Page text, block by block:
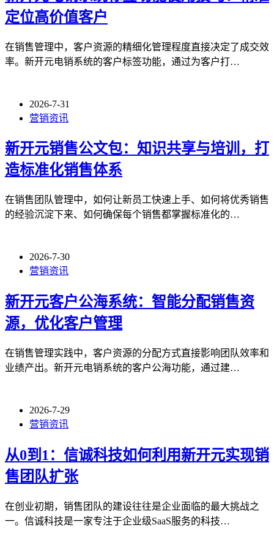
定位高价值客户
在销售管理中，客户资源的精细化管理程度直接决定了成交效
率。新开元电销系统的客户标签功能，通过为客户打…
2026-7-31
营销资讯
新开元销售公文包：知识共享与培训，打
造标准化销售体系
在销售团队管理中，如何让新员工快速上手、如何将优秀销售
的经验沉淀下来、如何确保每个销售都掌握标准化的…
2026-7-30
营销资讯
新开元客户公海系统：智能分配销售资
源，优化客户管理
在销售管理实践中，客户资源的分配方式直接影响团队效率和
业绩产出。新开元电销系统的客户公海功能，通过建…
2026-7-29
营销资讯
从0到1：信诚科技如何利用新开元实现销
售团队扩张
在创业初期，销售团队的建设往往是企业面临的最大挑战之
一。信诚科技是一家专注于企业级SaaS服务的科技…